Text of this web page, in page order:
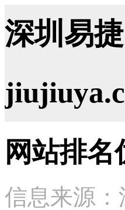
深圳易
网站排
信息来源